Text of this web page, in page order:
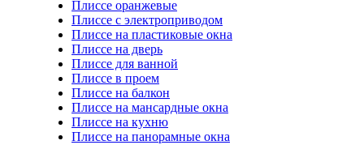
Плиссе оранжевые
Плиссе с электроприводом
Плиссе на пластиковые окна
Плиссе на дверь
Плиссе для ванной
Плиссе в проем
Плиссе на балкон
Плиссе на мансардные окна
Плиссе на кухню
Плиссе на панорамные окна